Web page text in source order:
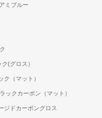
ミブルー
(グロス）
（マット）
クカーボン（マット）
ジドカーボングロス